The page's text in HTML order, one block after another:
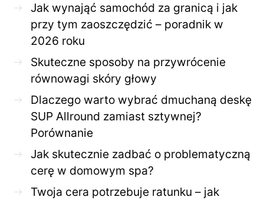
Jak wynająć samochód za granicą i jak
przy tym zaoszczędzić – poradnik w
2026 roku
Skuteczne sposoby na przywrócenie
równowagi skóry głowy
Dlaczego warto wybrać dmuchaną deskę
SUP Allround zamiast sztywnej?
Porównanie
Jak skutecznie zadbać o problematyczną
cerę w domowym spa?
Twoja cera potrzebuje ratunku – jak